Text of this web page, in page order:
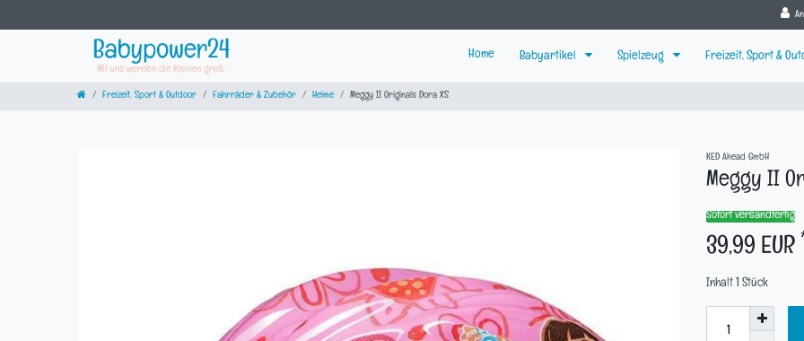
Home Babyartikel Spielzeug Freizeit, Sport &
Freizeit, Sport & Outdoor Fahrräder & Zubehör Helme Meggy II Originals Dora XS
KED Ahead GmbH
Meggy II
Sofort versandfertig
39,99 EUR
Inhalt Stück